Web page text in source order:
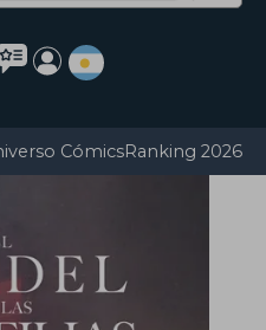
CómicsRanking 2026